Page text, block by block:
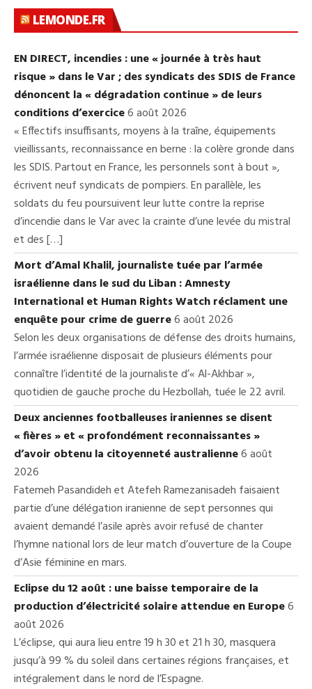
LEMONDE.FR
EN DIRECT, incendies : une « journée à très haut
risque » dans le Var ; des syndicats des SDIS de France
dénoncent la « dégradation continue » de leurs
conditions d’exercice6 août 2026
« Effectifs insuffisants, moyens à la traîne, équipements
vieillissants, reconnaissance en berne : la colère gronde dans
les SDIS. Partout en France, les personnels sont à bout »,
écrivent neuf syndicats de pompiers. En parallèle, les
soldats du feu poursuivent leur lutte contre la reprise
d’incendie dans le Var avec la crainte d’une levée du mistral
et des […]
Mort d’Amal Khalil, journaliste tuée par l’armée
israélienne dans le sud du Liban : Amnesty
International et Human Rights Watch réclament une
enquête pour crime de guerre6 août 2026
Selon les deux organisations de défense des droits humains,
l’armée israélienne disposait de plusieurs éléments pour
connaître l’identité de la journaliste d’« Al-Akhbar »,
quotidien de gauche proche du Hezbollah, tuée le 22 avril.
Deux anciennes footballeuses iraniennes se disent
« fières » et « profondément reconnaissantes »
d’avoir obtenu la citoyenneté australienne6 août
2026
Fatemeh Pasandideh et Atefeh Ramezanisadeh faisaient
partie d’une délégation iranienne de sept personnes qui
avaient demandé l’asile après avoir refusé de chanter
l’hymne national lors de leur match d’ouverture de la Coupe
d’Asie féminine en mars.
Eclipse du 12 août : une baisse temporaire de la
production d’électricité solaire attendue en Europe6
août 2026
L’éclipse, qui aura lieu entre 19 h 30 et 21 h 30, masquera
jusqu’à 99 % du soleil dans certaines régions françaises, et
intégralement dans le nord de l’Espagne.